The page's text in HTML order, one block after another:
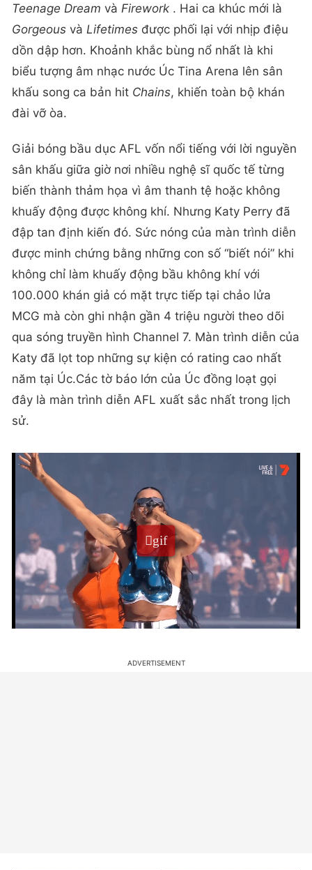
Teenage Dream và Firework . Hai ca khúc mới là
Gorgeous và Lifetimes được phối lại với nhịp điệu
dồn dập hơn. Khoảnh khắc bùng nổ nhất là khi
biểu tượng âm nhạc nước Úc Tina Arena lên sân
khấu song ca bản hit Chains, khiến toàn bộ khán
đài vỡ òa.
Giải bóng bầu dục AFL vốn nổi tiếng với lời nguyền
sân khấu giữa giờ nơi nhiều nghệ sĩ quốc tế từng
biến thành thảm họa vì âm thanh tệ hoặc không
khuấy động được không khí. Nhưng Katy Perry đã
đập tan định kiến đó. Sức nóng của màn trình diễn
được minh chứng bằng những con số “biết nói” khi
không chỉ làm khuấy động bầu không khí với
100.000 khán giả có mặt trực tiếp tại chảo lửa
MCG mà còn ghi nhận gần 4 triệu người theo dõi
qua sóng truyền hình Channel 7. Màn trình diễn của
Katy đã lọt top những sự kiện có rating cao nhất
năm tại Úc.Các tờ báo lớn của Úc đồng loạt gọi
đây là màn trình diễn AFL xuất sắc nhất trong lịch
sử.